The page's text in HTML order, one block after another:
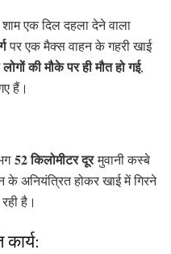
एक दिल दहला देने वाला
पर एक मैक्स वाहन के गहरी खाई
की मौके पर ही मौत हो गई,
हैं।
52 किलोमीटर दूरमुवानी कस्बे
अनियंत्रित होकर खाई में गिरने
है।